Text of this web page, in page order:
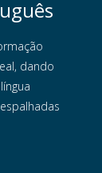
dando